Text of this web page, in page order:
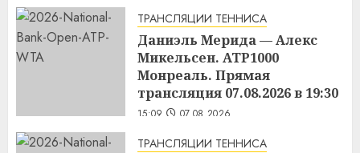
ТРАНСЛЯЦИИ ТЕННИСА
Даниэль Мерида — Алекс
Микельсен. ATP1000
Монреаль. Прямая
трансляция 07.08.2026 в 19:30
15:09 07.08.2026
ТРАНСЛЯЦИИ ТЕННИСА